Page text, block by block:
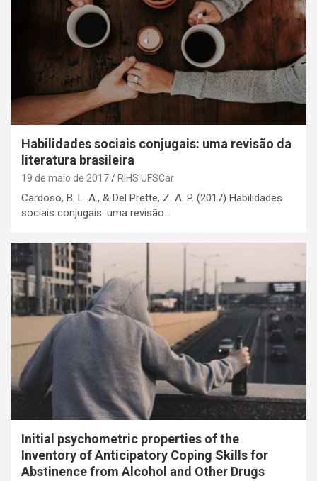
Habilidades sociais conjugais: uma revisão da
literatura brasileira
19 de maio de 2017 RIHS UFSCar
Cardoso, B. L. A., & Del Prette, Z. A. P. (2017) Habilidades
sociais conjugais: uma revisão…
Initial psychometric properties of the
Inventory of Anticipatory Coping Skills for
Abstinence from Alcohol and Other Drugs